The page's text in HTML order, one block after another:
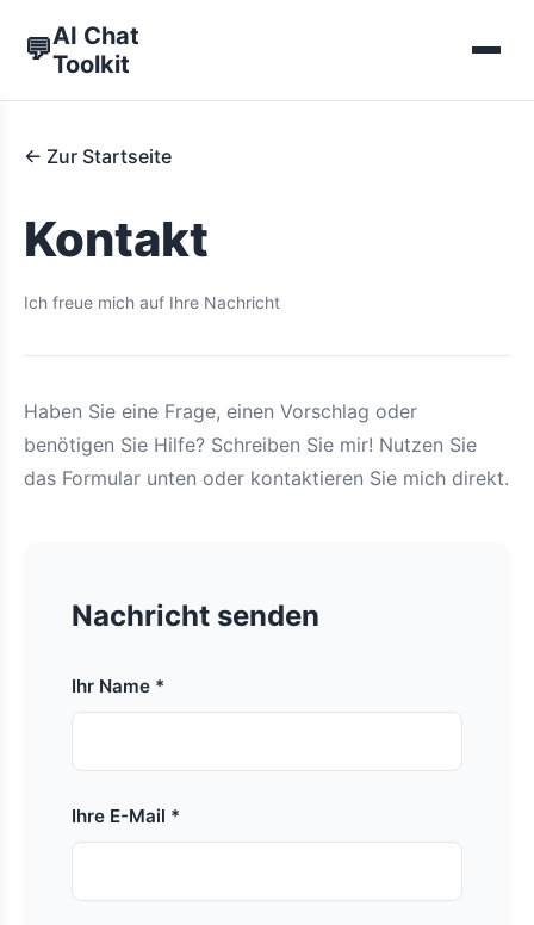
💬AI Chat
Toolkit
← Zur Startseite
Kontakt
Ich freue mich auf Ihre Nachricht
Haben Sie eine Frage, einen Vorschlag oder
benötigen Sie Hilfe? Schreiben Sie mir! Nutzen Sie
das Formular unten oder kontaktieren Sie mich direkt.
Nachricht senden
Ihr Name *
Ihre E-Mail *